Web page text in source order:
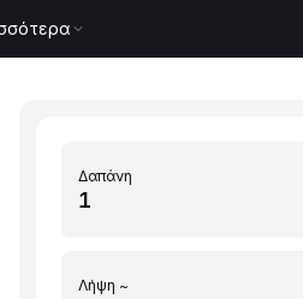
Δαπάνη
Λήψη ~